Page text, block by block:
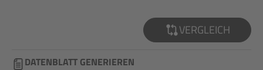
VERGLEICH
DATENBLATT GENERIEREN